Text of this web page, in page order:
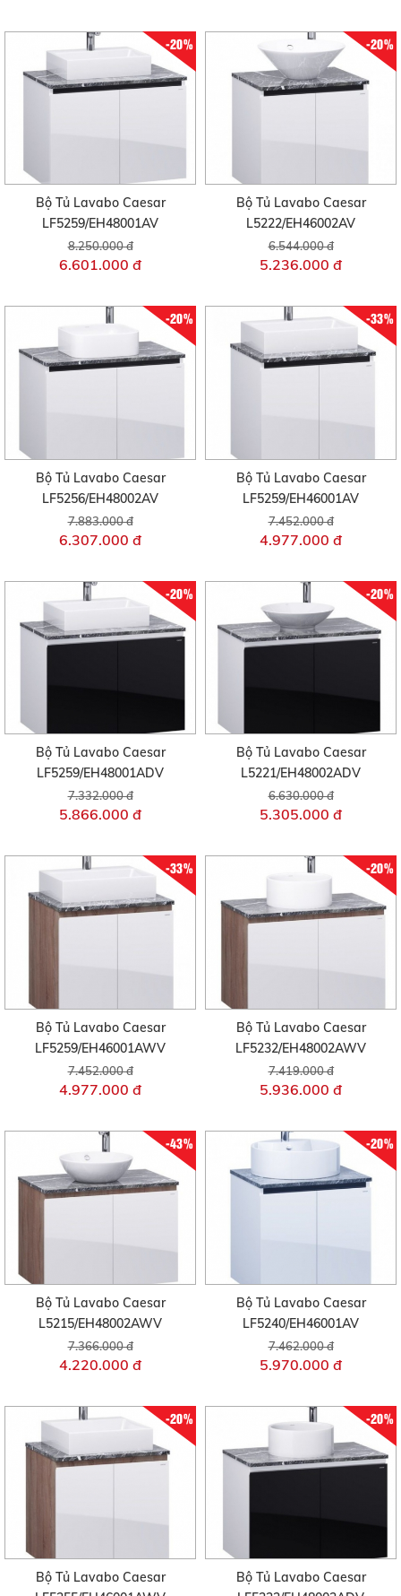
-20%
Bộ Tủ Lavabo Caesar
LF5259/EH48001AV
8.250.000 đ
6.601.000 đ
-20%
Bộ Tủ Lavabo Caesar
L5222/EH46002AV
6.544.000 đ
5.236.000 đ
-20%
Bộ Tủ Lavabo Caesar
LF5256/EH48002AV
7.883.000 đ
6.307.000 đ
-33%
Bộ Tủ Lavabo Caesar
LF5259/EH46001AV
7.452.000 đ
4.977.000 đ
-20%
Bộ Tủ Lavabo Caesar
LF5259/EH48001ADV
7.332.000 đ
5.866.000 đ
-20%
Bộ Tủ Lavabo Caesar
L5221/EH48002ADV
6.630.000 đ
5.305.000 đ
-33%
Bộ Tủ Lavabo Caesar
LF5259/EH46001AWV
7.452.000 đ
4.977.000 đ
-20%
Bộ Tủ Lavabo Caesar
LF5232/EH48002AWV
7.419.000 đ
5.936.000 đ
-43%
Bộ Tủ Lavabo Caesar
L5215/EH48002AWV
7.366.000 đ
4.220.000 đ
-20%
Bộ Tủ Lavabo Caesar
LF5240/EH46001AV
7.462.000 đ
5.970.000 đ
-20%
Bộ Tủ Lavabo Caesar
-20%
Bộ Tủ Lavabo Caesar